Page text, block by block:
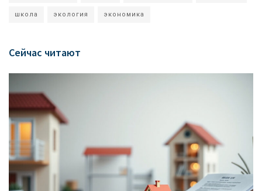
школа экология экономика
Сейчас читают